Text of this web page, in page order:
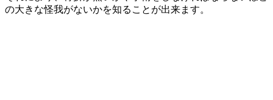
の大きな怪我がないかを知ることが出来ます。